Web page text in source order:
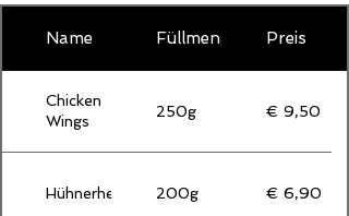
Name Füllmenge Preis
Chicken
Wings
250g € 9,50
Hühnerherzen 200g € 6,90